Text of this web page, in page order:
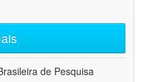
de Pesquisa